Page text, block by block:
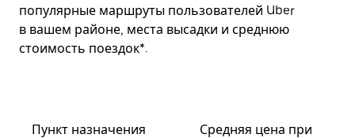
популярные маршруты пользователей Uber
в вашем районе, места высадки и среднюю
стоимость поездок*.
Пункт назначения
Средняя цена при